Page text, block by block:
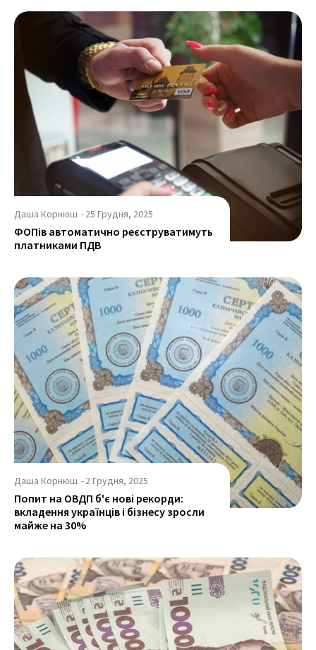
Даша Корнюш -25 Грудня, 2025
ФОПів автоматично реєструватимуть
платниками ПДВ
Даша Корнюш -2 Грудня, 2025
Попит на ОВДП б'є нові рекорди:
вкладення українців і бізнесу зросли
майже на 30%